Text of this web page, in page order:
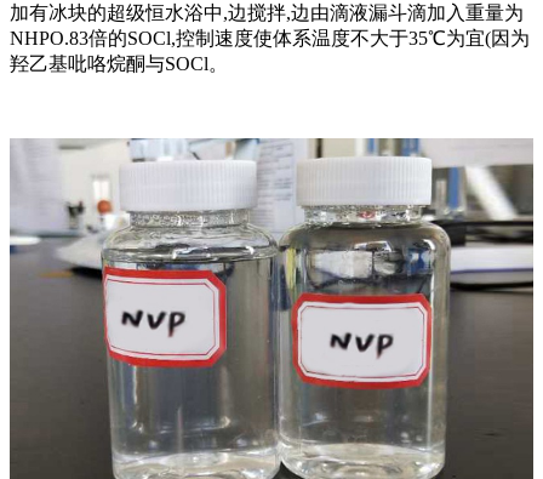
加有冰块的超级恒水浴中,边搅拌,边由滴液漏斗滴加入重量为
NHPO.83倍的SOCl,控制速度使体系温度不大于35℃为宜(因为
羟乙基吡咯烷酮与SOCl。